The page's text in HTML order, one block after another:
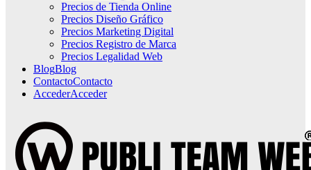
Precios de Tienda Online
Precios Diseño Gráfico
Precios Marketing Digital
Precios Registro de Marca
Precios Legalidad Web
BlogBlog
ContactoContacto
AccederAcceder